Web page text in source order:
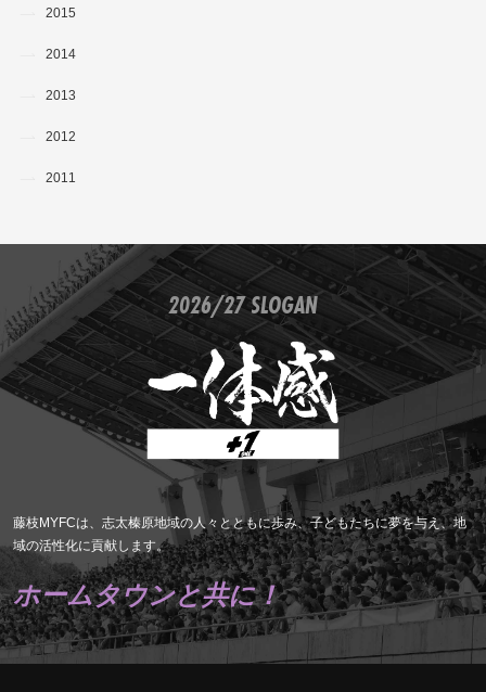
2015
2014
2013
2012
2011
2026/27 SLOGAN
藤枝MYFCは、志太榛原地域の人々とともに歩み、子どもたちに夢を与え、地
域の活性化に貢献します。
ホームタウンと共に！